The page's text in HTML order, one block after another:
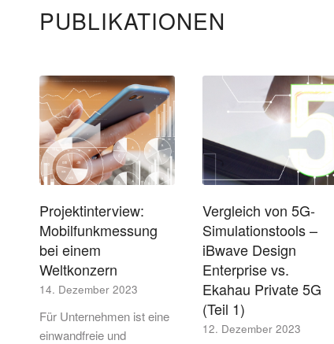
PUBLIKATIONEN
Projektinterview:
Mobilfunkmessung
bei einem
Weltkonzern
14. Dezember 2023
Für Unternehmen ist eine
einwandfreie und
Vergleich von 5G-
Simulationstools –
iBwave Design
Enterprise vs.
Ekahau Private 5G
(Teil 1)
12. Dezember 2023